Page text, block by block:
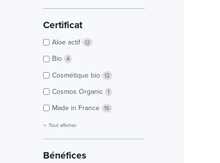
Certificat
Aloe actif 12
Bio 4
Cosmétique bio 12
Cosmos Organic 1
Made in France 15
Tout afficher
Bénéfices